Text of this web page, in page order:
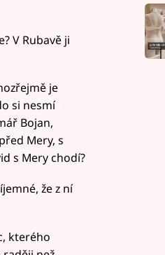
V Rubavě ji
je
si nesmí
Bojan,
Mery, s
s Mery chodí?
že z ní
kterého